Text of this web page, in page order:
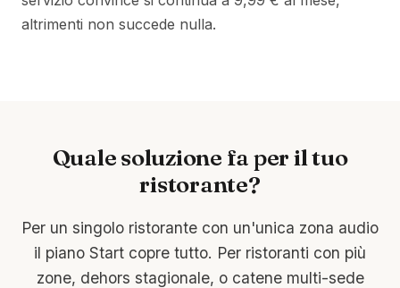
altrimenti non succede nulla.
Quale soluzione fa per il tuo
ristorante?
Per un singolo ristorante con un'unica zona audio
il piano Start copre tutto. Per ristoranti con più
zone, dehors stagionale, o catene multi-sede